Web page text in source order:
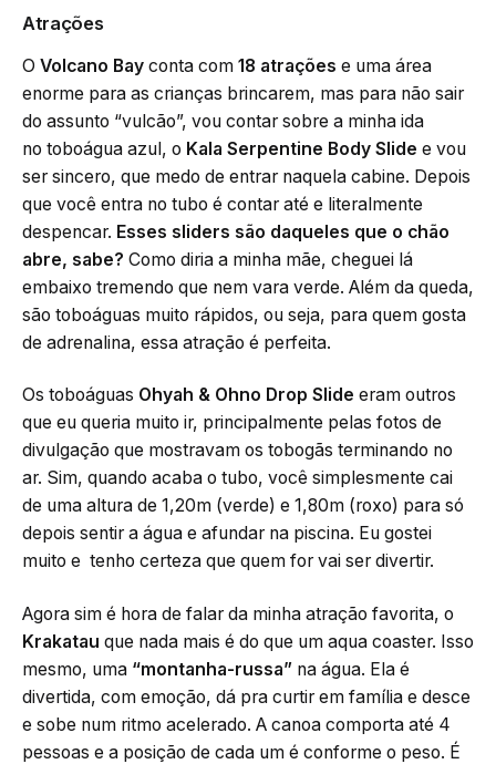
Atrações
O Volcano Bay conta com 18 atrações e uma área
enorme para as crianças brincarem, mas para não sair
do assunto “vulcão”, vou contar sobre a minha ida
no toboágua azul, o Kala Serpentine Body Slide e vou
ser sincero, que medo de entrar naquela cabine. Depois
que você entra no tubo é contar até e literalmente
despencar. Esses sliders são daqueles que o chão
abre, sabe? Como diria a minha mãe, cheguei lá
embaixo tremendo que nem vara verde. Além da queda,
são toboáguas muito rápidos, ou seja, para quem gosta
de adrenalina, essa atração é perfeita.
Os toboáguas Ohyah & Ohno Drop Slide eram outros
que eu queria muito ir, principalmente pelas fotos de
divulgação que mostravam os tobogãs terminando no
ar. Sim, quando acaba o tubo, você simplesmente cai
de uma altura de 1,20m (verde) e 1,80m (roxo) para só
depois sentir a água e afundar na piscina. Eu gostei
muito e tenho certeza que quem for vai ser divertir.
Agora sim é hora de falar da minha atração favorita, o
Krakatau que nada mais é do que um aqua coaster. Isso
mesmo, uma “montanha-russa” na água. Ela é
divertida, com emoção, dá pra curtir em família e desce
e sobe num ritmo acelerado. A canoa comporta até 4
pessoas e a posição de cada um é conforme o peso. É